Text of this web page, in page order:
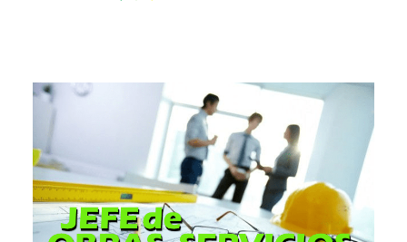
GOBIERNO
TRÁMITES Y SERVICIOS
CIUDAD
PARQUE INDUSTRIAL